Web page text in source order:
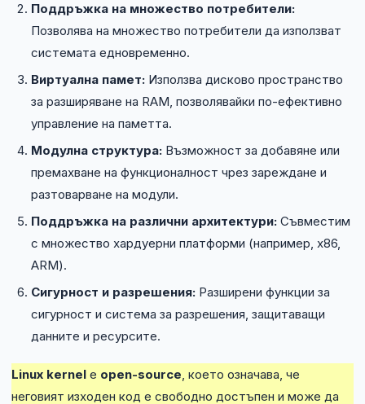
Поддръжка на множество потребители:
Позволява на множество потребители да използват
системата едновременно.
Виртуална памет: Използва дисково пространство
за разширяване на RAM, позволявайки по-ефективно
управление на паметта.
Модулна структура: Възможност за добавяне или
премахване на функционалност чрез зареждане и
разтоварване на модули.
Поддръжка на различни архитектури: Съвместим
с множество хардуерни платформи (например, x86,
ARM).
Сигурност и разрешения: Разширени функции за
сигурност и система за разрешения, защитаващи
данните и ресурсите.
Linux kernel е open-source, което означава, че
неговият изходен код е свободно достъпен и може да